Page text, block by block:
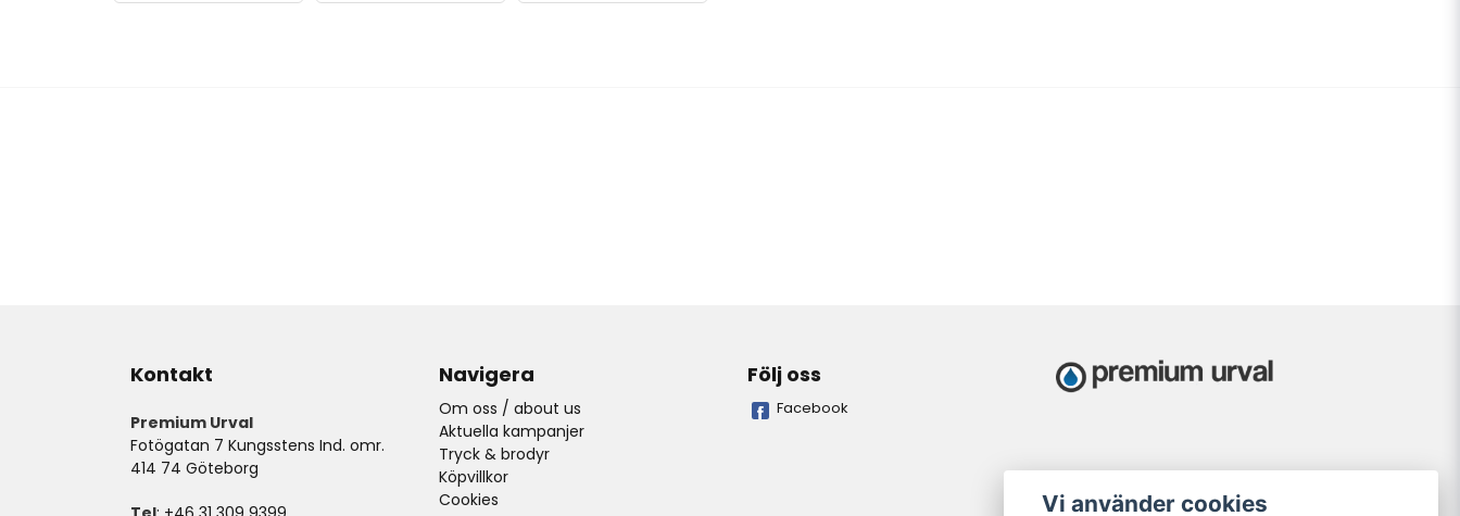
Kontakt
Premium Urval
Fotögatan 7 Kungsstens Ind. omr.
414 74 Göteborg
Navigera
Om oss / about us
Aktuella kampanjer
Tryck & brodyr
Köpvillkor
Cookies
Följ oss
Facebook
Vi använder cookies